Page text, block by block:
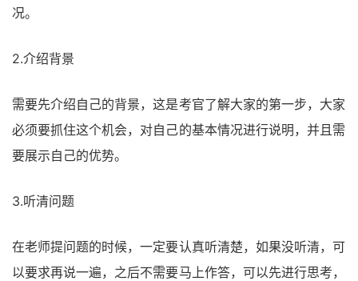
况。
2.介绍背景
需要先介绍自己的背景，这是考官了解大家的第一步，大家
必须要抓住这个机会，对自己的基本情况进行说明，并且需
要展示自己的优势。
3.听清问题
在老师提问题的时候，一定要认真听清楚，如果没听清，可
以要求再说一遍，之后不需要马上作答，可以先进行思考，